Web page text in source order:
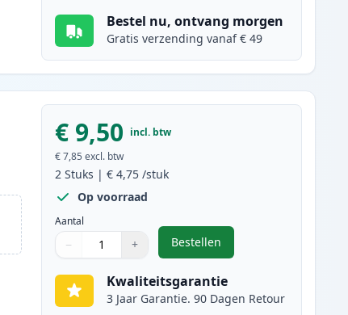
Bestel nu, ontvang morgen
Gratis verzending vanaf € 49
€ 9,50 incl. btw
€ 7,85 excl. btw
2 Stuks |€ 4,75 /stuk
Op voorraad
Aantal
Aantal
Gebruik de knoppen om aan te passen
− +
Aantal 1
Bestellen
,2 stuks Canon CLI-526M
Kwaliteitsgarantie
3 Jaar Garantie. 90 Dagen Retour